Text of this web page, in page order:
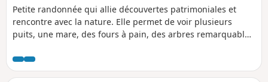
Petite randonnée qui allie découvertes patrimoniales et
rencontre avec la nature. Elle permet de voir plusieurs
puits, une mare, des fours à pain, des arbres remarquables